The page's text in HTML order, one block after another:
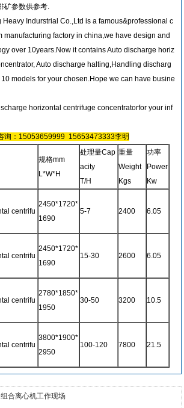
矿参数供参考.
Indurstrial Co.,Ltd is a famous&professional c
manufacturing factory in china,we have design and
over 10years.Now it contains Auto discharge horiz
Auto discharge halting,Handling discharg
models for your chosen.Hope we can have busine
horizontal centrifuge concentratorfor your inf
询：15053659999 15653473333李明
规格mm
L*W*H
处理量Cap
acity
T/H
重量
Weight
Kgs
功率
Power
Kw
centrifu
2450*1720*
1690
5-7 2400 6.05
centrifu
2450*1720*
1690
15-30 2600 6.05
centrifu
2780*1850*
1950
30-50 3200 10.5
centrifu
3800*1900*
2950
100-120 7800 21.5
合离心机工作现场